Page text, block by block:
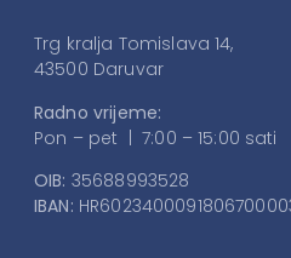
Trg kralja Tomislava 14,
43500 Daruvar
Radno vrijeme:
Pon – pet | 7:00 – 15:00 sati
OIB: 35688993528
IBAN: